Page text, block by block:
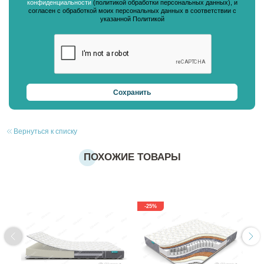
конфиденциальности(политикой обработки персональных данных), и
согласен с обработкой моих персональных данных в соответствии с
указанной Политикой
Вернуться к списку
ПОХОЖИЕ ТОВАРЫ
-25%